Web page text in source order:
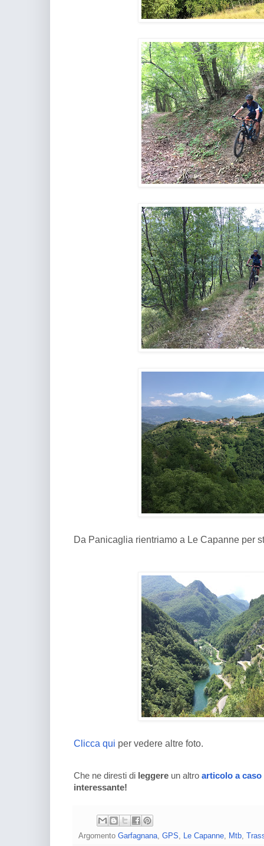
Da Panicaglia rientriamo a Le Capanne per
Clicca qui per vedere altre foto.
Che ne diresti di leggere un altro articolo a caso
interessante!
Argomento Garfagnana GPS Le Capanne Mtb